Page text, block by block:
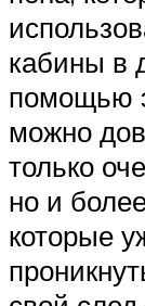
кабины в
помощью
можно
только
но и
которые